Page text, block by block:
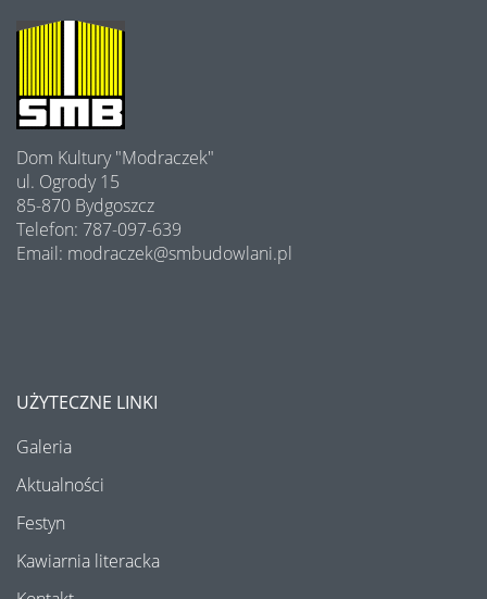
Kawiarnia Literacka - Roman Sidorkiewicz
Półki literatury - Kawiarnia Literacka
Program Edukacji Spółdzielczej 2025
Bezpieczny Senior - DEBATA
Półki literatury - Kawiarnia Literacka
Koncert z okazji Dnia Mamy i Taty
O
Dom Kultury "Modraczek"
ul. Ogrody 15
85-870 Bydgoszcz
Telefon: 787-097-639
Email: modraczek@smbudowlani.pl
UŻYTECZNE LINKI
Galeria
Aktualności
Festyn
Kawiarnia literacka